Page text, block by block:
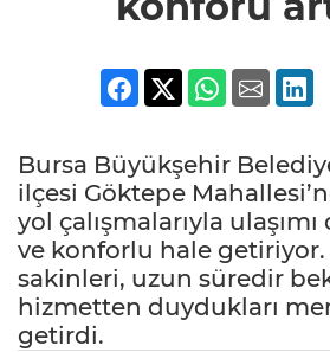
Bursa Büyükşehir
ilçesi Göktepe
yol çalışmalarıyla
ve konforlu hale
sakinleri, uzun süredir
hizmetten duydukları
getirdi.